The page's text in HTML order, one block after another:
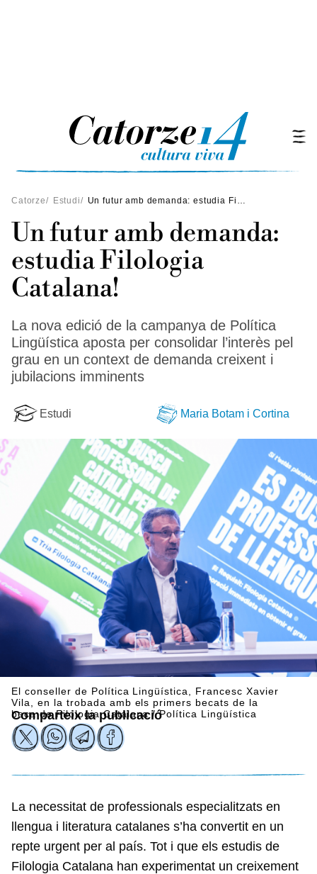
Catorze/ Estudi/ Un futur amb demanda: estudia Filologia Catalana!
Un futur amb demanda:
estudia Filologia
Catalana!
La nova edició de la campanya de Política
Lingüística aposta per consolidar l’interès pel
grau en un context de demanda creixent i
jubilacions imminents
Estudi Maria Botam i Cortina
El conseller de Política Lingüística, Francesc Xavier
Vila, en la trobada amb els primers becats de la
beca de Filologia Catalana / Política Lingüística
Comparteix la publicació
La necessitat de professionals especialitzats en
llengua i literatura catalanes s’ha convertit en un
repte urgent per al país. Tot i que els estudis de
Filologia Catalana han experimentat un creixement